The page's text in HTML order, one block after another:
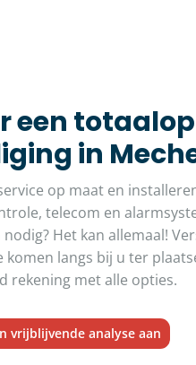
een
in
op maat en
telecom en
Het kan allemaal!
komen langs bij u ter
rekening met alle opties.
vrijblijvende analyse aan